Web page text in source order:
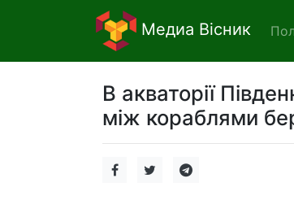
Медиа Вісник
В акваторії
між кораблями